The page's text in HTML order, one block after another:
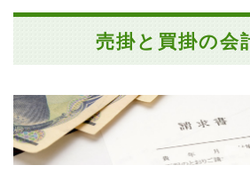
売掛と買掛の会